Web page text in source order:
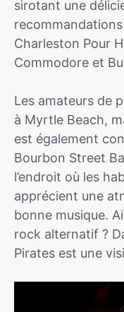
sirotant une
Charleston Pour
Commodore et
Les amateurs de
à Myrtle Beach,
est également
Bourbon Street
l’endroit où les
apprécient une
bonne musique.
rock alternatif ?
Pirates est une